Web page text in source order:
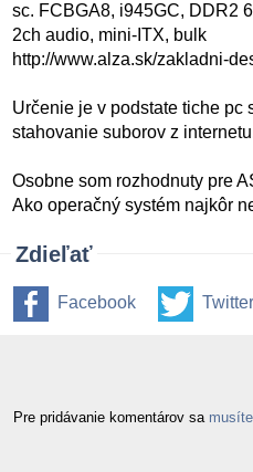
sc. FCBGA8, i945GC, DDR2
2ch audio, mini-ITX, bulk
http://www.alza.sk/zakladni-
Určenie je v podstate tiche pc
stahovanie suborov z
Osobne som rozhodnuty pre
Ako operačný systém najkôr
Zdieľať
Facebook Twitter
Pre pridávanie komentárov sa